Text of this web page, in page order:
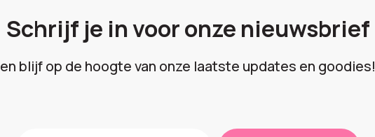
Schrijf je in voor onze nieuwsbrief
en blijf op de hoogte van onze laatste updates en goodies!